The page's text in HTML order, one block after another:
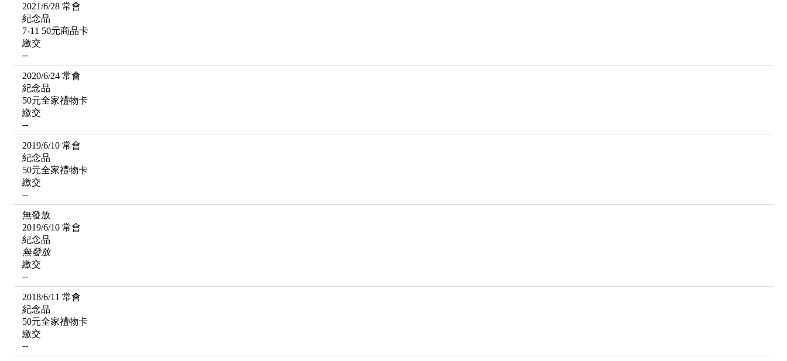
2021/6/28 常會
紀念品
7-11 50元商品卡
繳交
--
2020/6/24 常會
紀念品
50元全家禮物卡
繳交
--
2019/6/10 常會
紀念品
50元全家禮物卡
繳交
--
無發放
2019/6/10 常會
紀念品
無發放
繳交
--
2018/6/11 常會
紀念品
50元全家禮物卡
繳交
--